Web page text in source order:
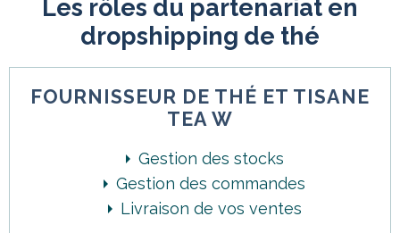
Les rôles du partenariat en
dropshipping de thé
FOURNISSEUR DE THÉ ET TISANE
TEA W
Gestion des stocks
Gestion des commandes
Livraison de vos ventes